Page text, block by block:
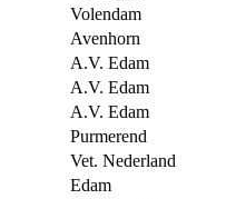
Volendam
Avenhorn
A.V. Edam
A.V. Edam
A.V. Edam
Purmerend
Vet. Nederland
Edam